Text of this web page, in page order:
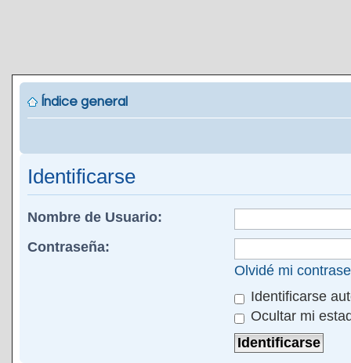
Índice general
Identificarse
Nombre de Usuario:
Contraseña:
Olvidé mi
Identificarse
Ocultar mi